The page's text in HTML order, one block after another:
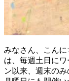
みなさん、こん
は、毎週土日に
ン以来、週末の